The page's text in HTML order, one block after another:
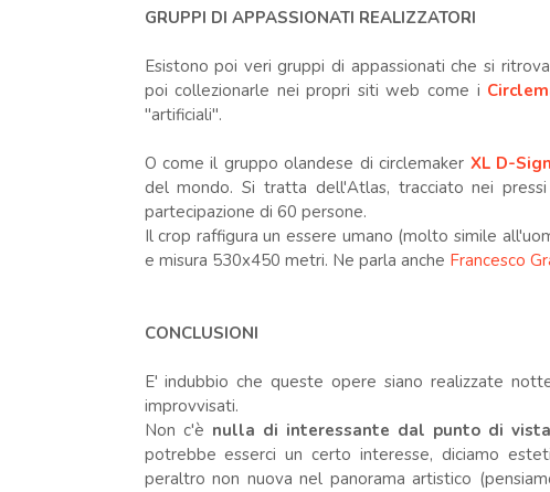
GRUPPI DI APPASSIONATI REALIZZATORI
Esistono poi veri gruppi di appassionati che si
poi collezionarle nei propri siti web come i
"artificiali".
O come il gruppo olandese di circlemaker XL D-
del mondo. Si tratta dell'Atlas, tracciato nei
partecipazione di 60 persone.
Il crop raffigura un essere umano (molto simile
e misura 530x450 metri. Ne parla anche Francesco
CONCLUSIONI
E' indubbio che queste opere siano realizzate
improvvisati.
Non c'è nulla di interessante dal punto di
potrebbe esserci un certo interesse, diciamo
peraltro non nuova nel panorama artistico